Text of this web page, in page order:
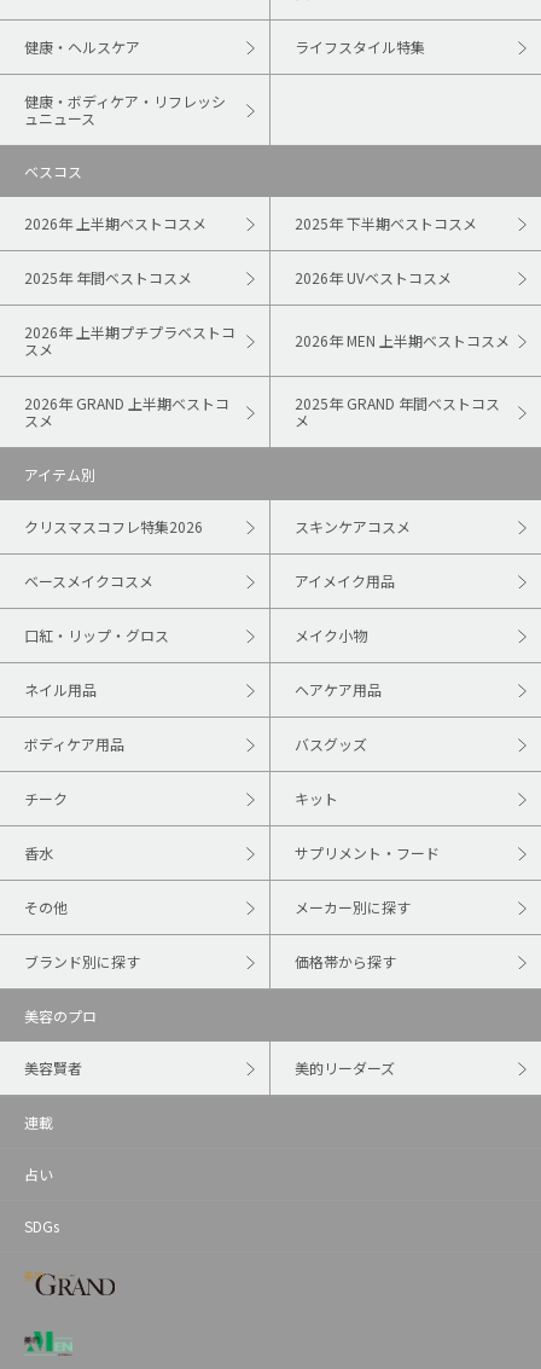
健康・ヘルスケア ライフスタイル特集
健康・ボディケア・リフレッシ
ュニュース
ベスコス
2026年 上半期ベストコスメ 2025年 下半期ベストコスメ
2025年 年間ベストコスメ 2026年 UVベストコスメ
2026年 上半期プチプラベストコ
スメ
2026年 MEN 上半期ベストコスメ
2026年 GRAND 上半期ベストコ
スメ
2025年 GRAND 年間ベストコス
メ
アイテム別
クリスマスコフレ特集2026 スキンケアコスメ
ベースメイクコスメ アイメイク用品
口紅・リップ・グロス メイク小物
ネイル用品 ヘアケア用品
ボディケア用品 バスグッズ
チーク キット
香水 サプリメント・フード
その他 メーカー別に探す
ブランド別に探す 価格帯から探す
美容のプロ
美容賢者 美的リーダーズ
連載
占い
SDGs